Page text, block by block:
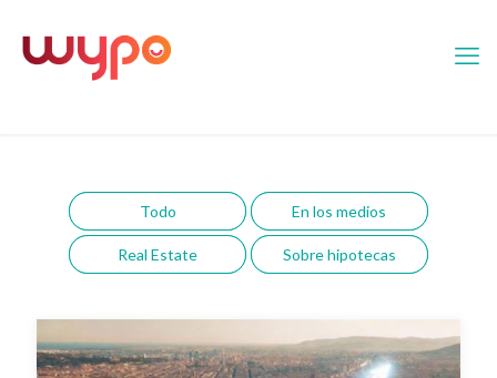
Todo En los medios
Real Estate Sobre hipotecas